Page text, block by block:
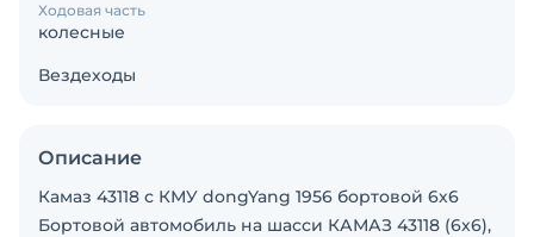
Ходовая часть
колесные
Вездеходы
Описание
Камаз 43118 с КМУ dongYang 1956 бортовой 6х6
Бортовой автомобиль на шасси КАМАЗ 43118 (6х6),